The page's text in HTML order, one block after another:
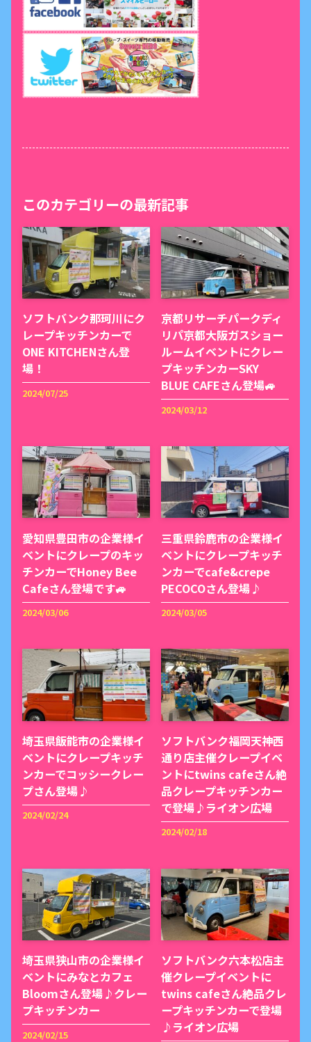
このカテゴリーの最新記事
ソフトバンク那珂川にク
レープキッチンカーで
ONE KITCHENさん登
場！
2024/07/25
京都リサーチパークディ
リパ京都大阪ガスショー
ルームイベントにクレー
プキッチンカーSKY
BLUE CAFEさん登場🚙
2024/03/12
愛知県豊田市の企業様イ
ベントにクレープのキッ
チンカーでHoney Bee
Cafeさん登場です🚙
2024/03/06
三重県鈴鹿市の企業様イ
ベントにクレープキッチ
ンカーでcafe&crepe
PECOCOさん登場♪
2024/03/05
埼玉県飯能市の企業様イ
ベントにクレープキッチ
ンカーでコッシークレー
プさん登場♪
2024/02/24
ソフトバンク福岡天神西
通り店主催クレープイベ
ントにtwins cafeさん絶
品クレープキッチンカー
で登場♪ライオン広場
2024/02/18
埼玉県狭山市の企業様イ
ベントにみなとカフェ
Bloomさん登場♪クレー
プキッチンカー
2024/02/15
ソフトバンク六本松店主
催クレープイベントに
twins cafeさん絶品クレ
ープキッチンカーで登場
♪ライオン広場